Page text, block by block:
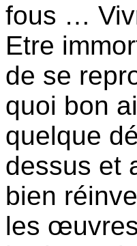
fous …
Etre
de se
quoi bon
quelque
dessus et
bien
les